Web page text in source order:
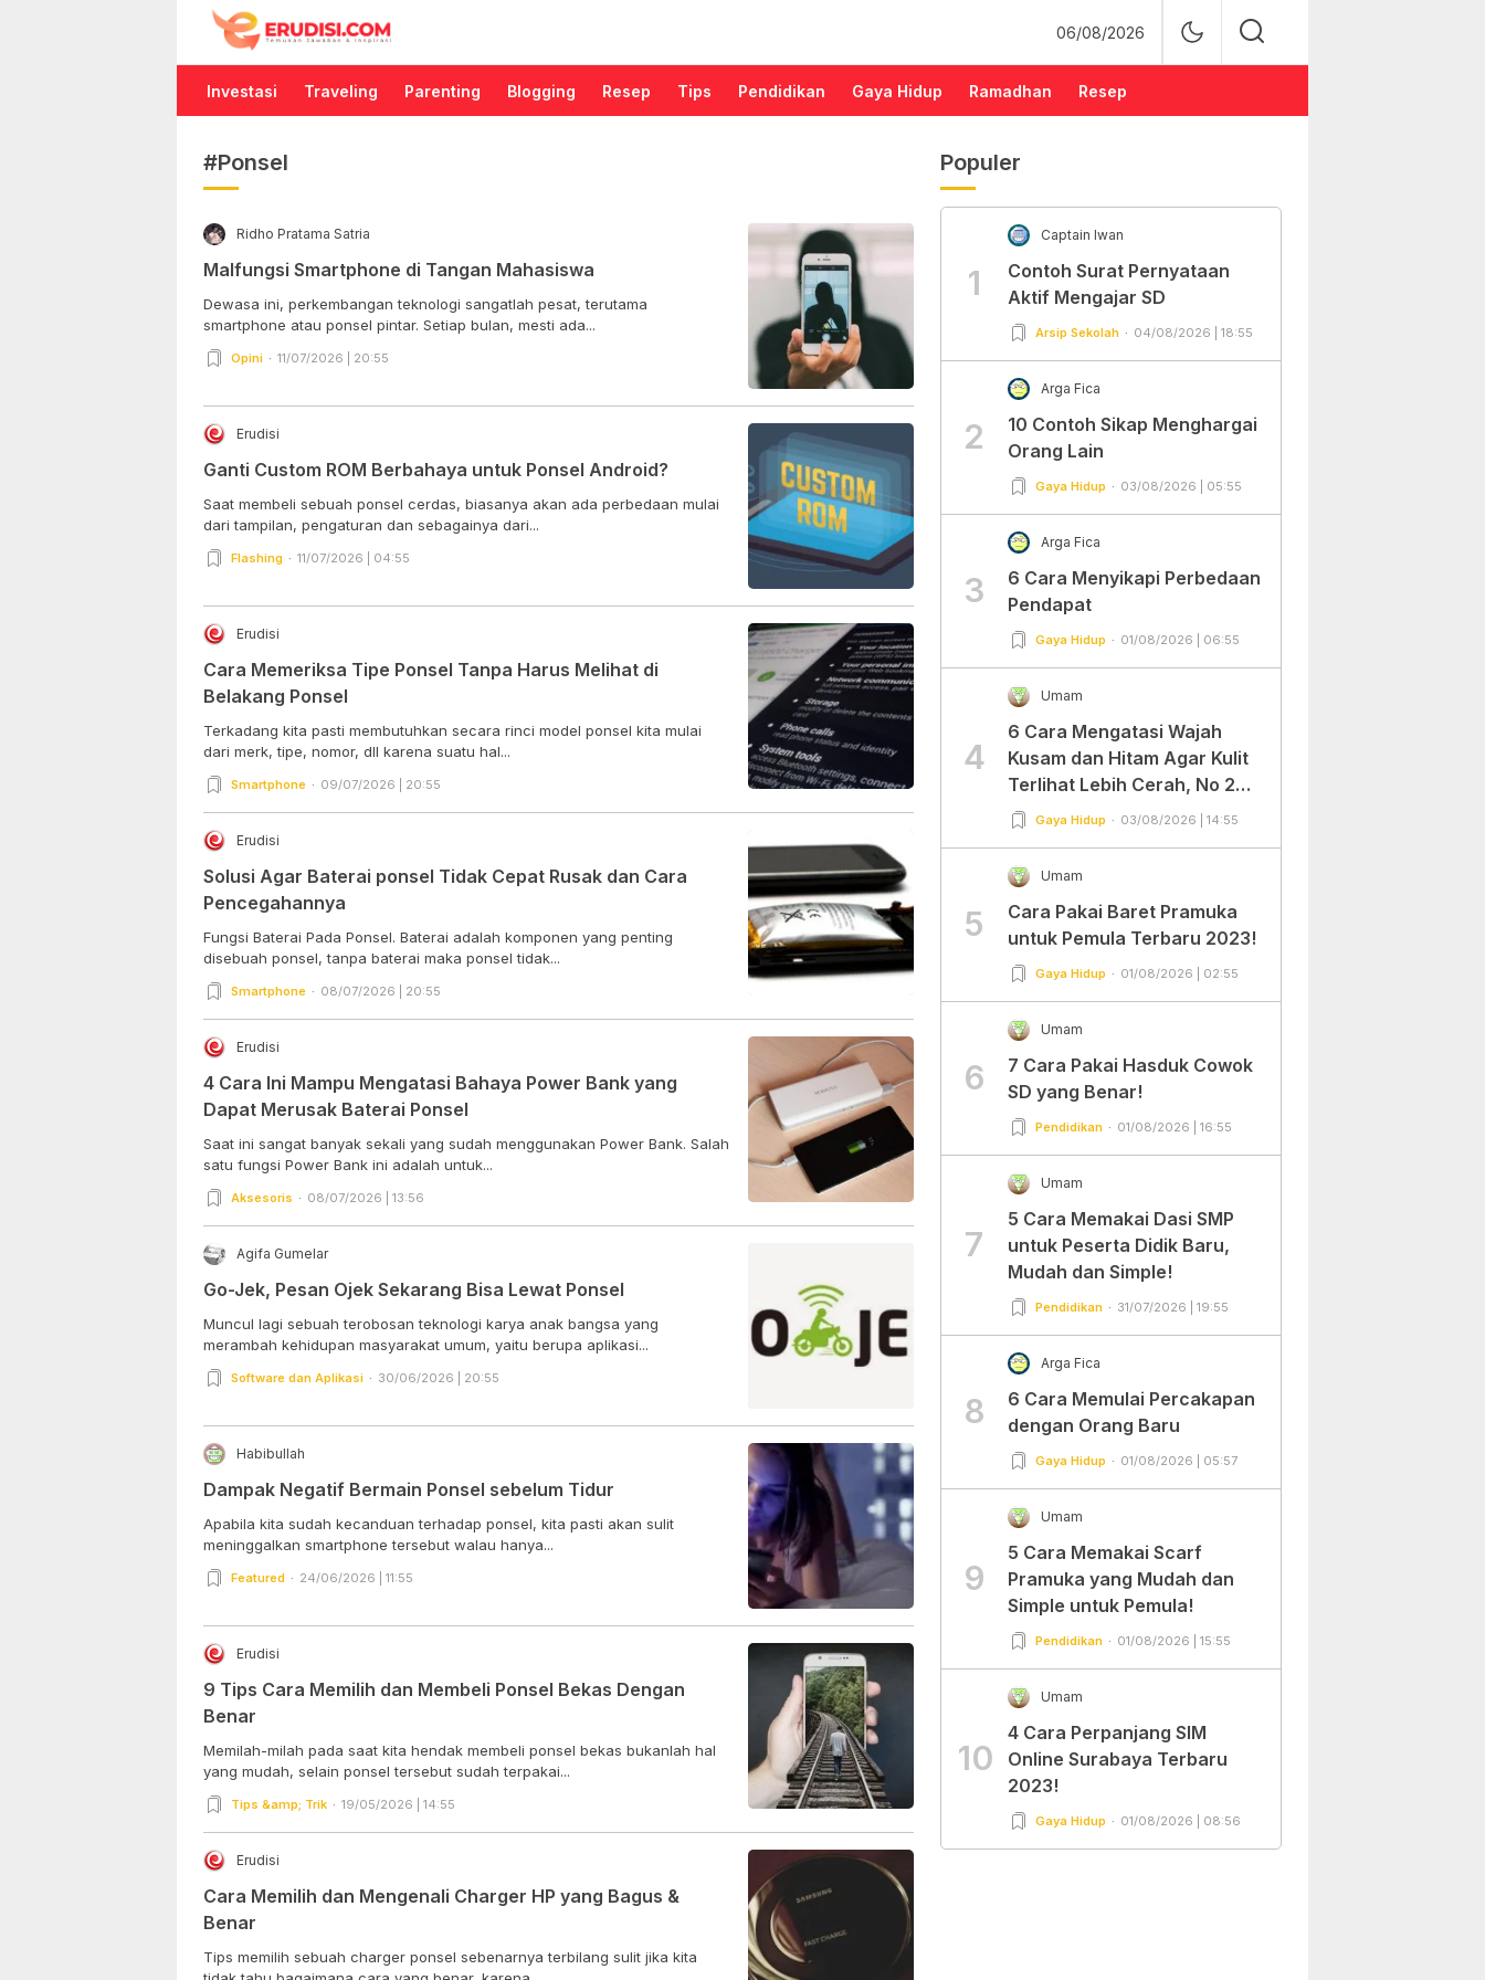
Erudisi
Temukan Jawaban dan Inspirasi
06/08/2026
Investasi Traveling Parenting Blogging Resep Tips Pendidikan Gaya Hidup Ramadhan Resep
#Ponsel
Ridho Pratama Satria
Malfungsi Smartphone di Tangan Mahasiswa
Dewasa ini, perkembangan teknologi sangatlah pesat, terutama
smartphone atau ponsel pintar. Setiap bulan, mesti ada...
Opini 11/07/2026 | 20:55
Erudisi
Ganti Custom ROM Berbahaya untuk Ponsel Android?
Saat membeli sebuah ponsel cerdas, biasanya akan ada perbedaan mulai
dari tampilan, pengaturan dan sebagainya dari...
Flashing 11/07/2026 | 04:55
Erudisi
Cara Memeriksa Tipe Ponsel Tanpa Harus Melihat di
Belakang Ponsel
Terkadang kita pasti membutuhkan secara rinci model ponsel kita mulai
dari merk, tipe, nomor, dll karena suatu hal...
Smartphone 09/07/2026 | 20:55
Erudisi
Solusi Agar Baterai ponsel Tidak Cepat Rusak dan Cara
Pencegahannya
Fungsi Baterai Pada Ponsel. Baterai adalah komponen yang penting
disebuah ponsel, tanpa baterai maka ponsel tidak...
Smartphone 08/07/2026 | 20:55
Erudisi
4 Cara Ini Mampu Mengatasi Bahaya Power Bank yang
Dapat Merusak Baterai Ponsel
Saat ini sangat banyak sekali yang sudah menggunakan Power Bank. Salah
satu fungsi Power Bank ini adalah untuk...
Aksesoris 08/07/2026 | 13:56
Agifa Gumelar
Go-Jek, Pesan Ojek Sekarang Bisa Lewat Ponsel
Muncul lagi sebuah terobosan teknologi karya anak bangsa yang
merambah kehidupan masyarakat umum, yaitu berupa aplikasi...
Software dan Aplikasi 30/06/2026 | 20:55
Habibullah
Dampak Negatif Bermain Ponsel sebelum Tidur
Apabila kita sudah kecanduan terhadap ponsel, kita pasti akan sulit
meninggalkan smartphone tersebut walau hanya...
Featured 24/06/2026 | 11:55
Erudisi
9 Tips Cara Memilih dan Membeli Ponsel Bekas Dengan
Benar
Memilah-milah pada saat kita hendak membeli ponsel bekas bukanlah hal
yang mudah, selain ponsel tersebut sudah terpakai...
Tips &amp; Trik 19/05/2026 | 14:55
Erudisi
Cara Memilih dan Mengenali Charger HP yang Bagus &
Benar
Tips memilih sebuah charger ponsel sebenarnya terbilang sulit jika kita
Populer
1
Captain Iwan
Contoh Surat Pernyataan
Aktif Mengajar SD
Arsip Sekolah 04/08/2026 | 18:55
2
Arga Fica
10 Contoh Sikap Menghargai
Orang Lain
Gaya Hidup 03/08/2026 | 05:55
3
Arga Fica
6 Cara Menyikapi Perbedaan
Pendapat
Gaya Hidup 01/08/2026 | 06:55
4
Umam
6 Cara Mengatasi Wajah
Kusam dan Hitam Agar Kulit
Terlihat Lebih Cerah, No 2
Gampang Banget dan Mudah
Gaya Hidup 03/08/2026 | 14:55
5
Umam
Cara Pakai Baret Pramuka
untuk Pemula Terbaru 2023!
Gaya Hidup 01/08/2026 | 02:55
6
Umam
7 Cara Pakai Hasduk Cowok
SD yang Benar!
Pendidikan 01/08/2026 | 16:55
7
Umam
5 Cara Memakai Dasi SMP
untuk Peserta Didik Baru,
Mudah dan Simple!
Pendidikan 31/07/2026 | 19:55
8
Arga Fica
6 Cara Memulai Percakapan
dengan Orang Baru
Gaya Hidup 01/08/2026 | 05:57
9
Umam
5 Cara Memakai Scarf
Pramuka yang Mudah dan
Simple untuk Pemula!
Pendidikan 01/08/2026 | 15:55
10
Umam
4 Cara Perpanjang SIM
Online Surabaya Terbaru
2023!
Gaya Hidup 01/08/2026 | 08:56